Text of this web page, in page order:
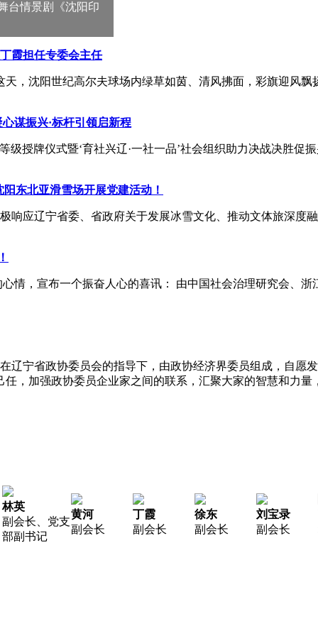
台情景剧《沈阳印
霞担任专委会主任
，沈阳世纪高尔夫球场内绿草如茵、清风拂面，彩旗迎风
谋振兴·标杆引领启新程
级授牌仪式暨‘育社兴辽·一社一品’社会组织助力决战决胜促
东北亚滑雪场开展党建活动！
应辽宁省委、省政府关于发展冰雪文化、推动文体旅深度
情，宣布一个振奋人心的喜讯： 由中国社会治理研究会、
辽宁省政协委员会的指导下，由政协经济界委员组成，自愿
，加强政协委员企业家之间的联系，汇聚大家的智慧和力量
林英
副会长、党支
部副书记
黄河
副会长
丁霞
副会长
徐东
副会长
刘宝录
副会长